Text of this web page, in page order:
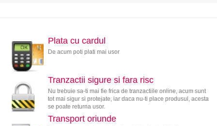
Plata cu cardul
De acum poti plati mai usor
Tranzactii sigure si fara risc
Nu trebuie sa-ti mai fie frica de tranzactiile online, acum sunt
tot mai sigur si protejate, iar daca nu-ti place produsul, acesta
se poate returna usor.
Transport oriunde